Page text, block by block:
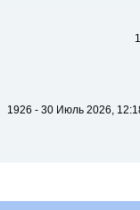
1926 - 30 Июль 2026,